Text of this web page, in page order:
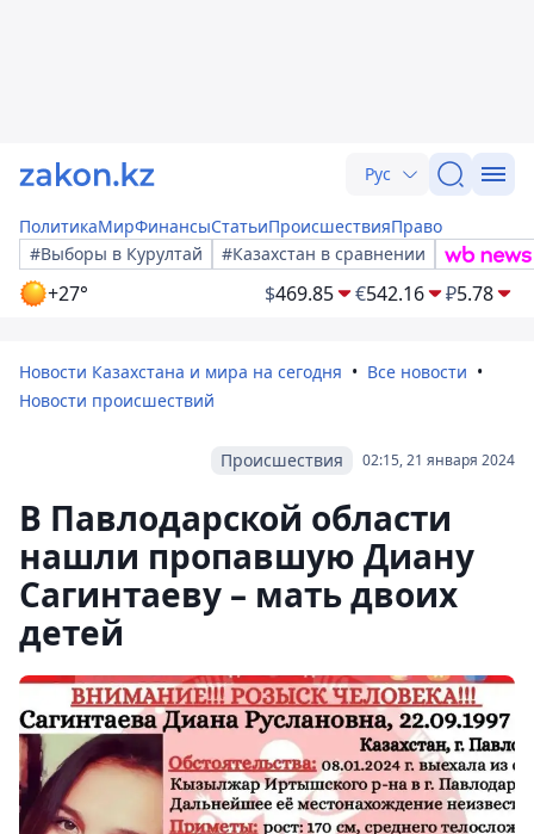
Рус
ПолитикаМирФинансыСтатьиПроисшествияПраво
#Выборы в Курултай
#Казахстан в сравнении
+27° $469.85 €542.16 ₽5.78
Новости Казахстана и мира на сегодня
Все новости
Новости происшествий
02:15, 21 января 2024
Происшествия
В Павлодарской области
нашли пропавшую Диану
Сагинтаеву – мать двоих
детей